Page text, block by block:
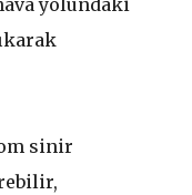
yolundaki
sinir